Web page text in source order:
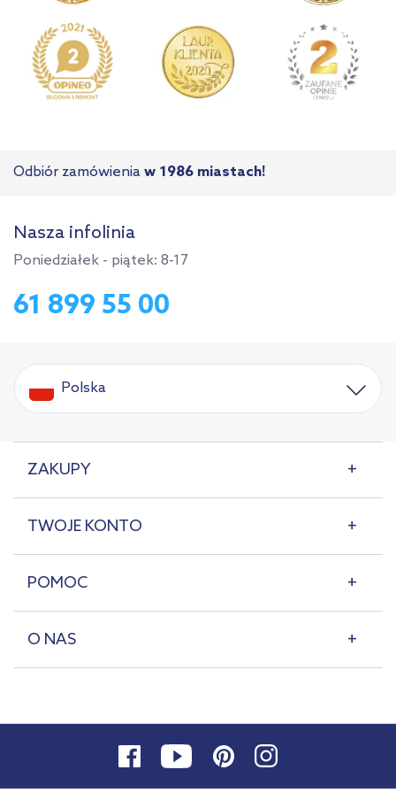
Odbiór zamówienia w 1986 miastach!
Nasza infolinia
Poniedziałek - piątek: 8-17
61 899 55 00
Polska
ZAKUPY
TWOJE KONTO
POMOC
O NAS